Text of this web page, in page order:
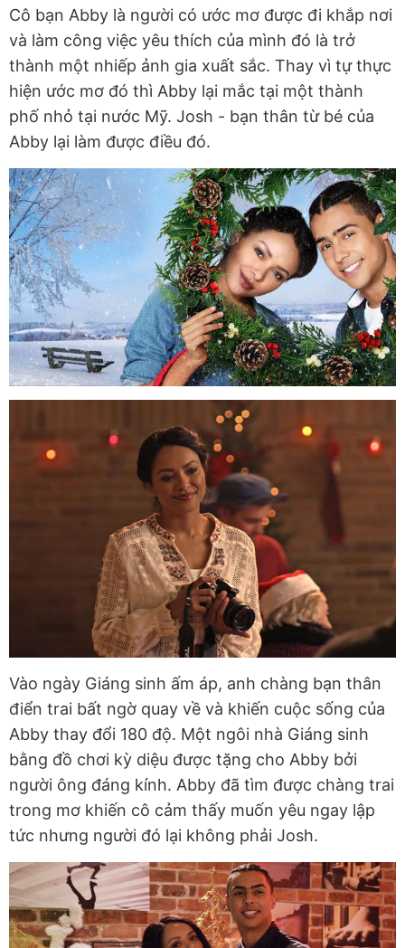
Cô bạn Abby là người có ước mơ được đi khắp nơi
và làm công việc yêu thích của mình đó là trở
thành một nhiếp ảnh gia xuất sắc. Thay vì tự thực
hiện ước mơ đó thì Abby lại mắc tại một thành
phố nhỏ tại nước Mỹ. Josh - bạn thân từ bé của
Abby lại làm được điều đó.
Vào ngày Giáng sinh ấm áp, anh chàng bạn thân
điển trai bất ngờ quay về và khiến cuộc sống của
Abby thay đổi 180 độ. Một ngôi nhà Giáng sinh
bằng đồ chơi kỳ diệu được tặng cho Abby bởi
người ông đáng kính. Abby đã tìm được chàng trai
trong mơ khiến cô cảm thấy muốn yêu ngay lập
tức nhưng người đó lại không phải Josh.